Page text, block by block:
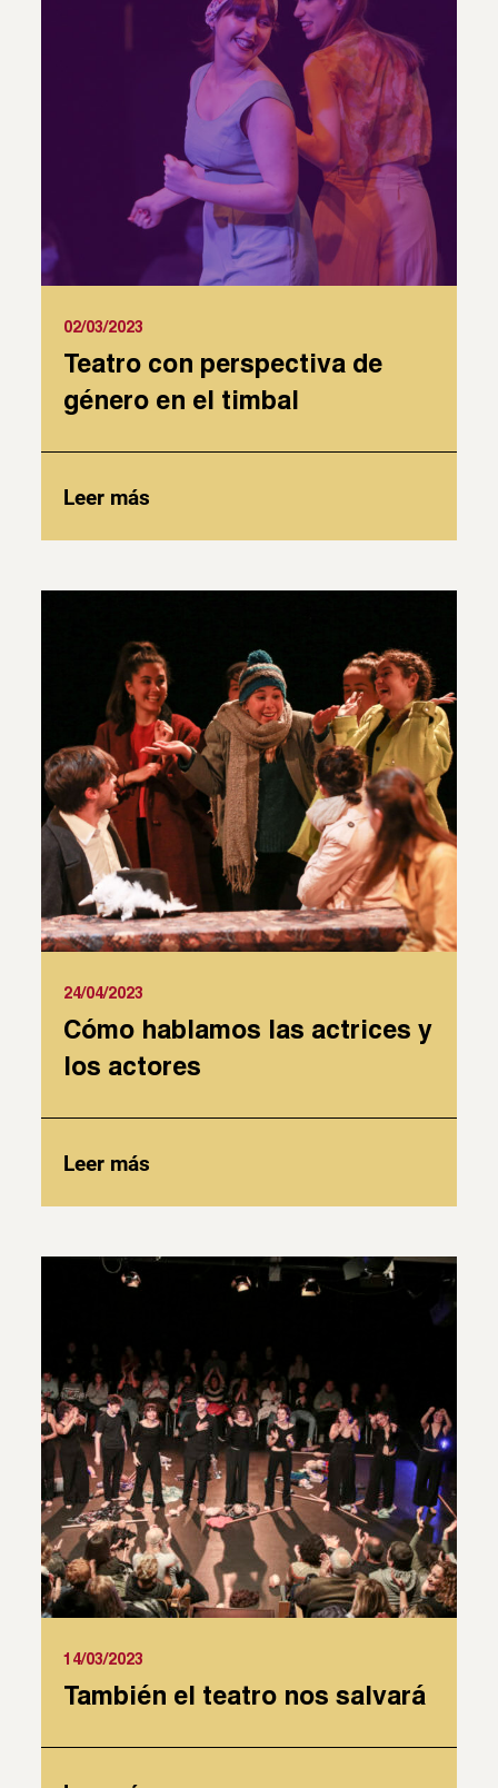
02/03/2023
Teatro con perspectiva de
género en el timbal
Leer más
24/04/2023
Cómo hablamos las actrices y
los actores
Leer más
14/03/2023
También el teatro nos salvará